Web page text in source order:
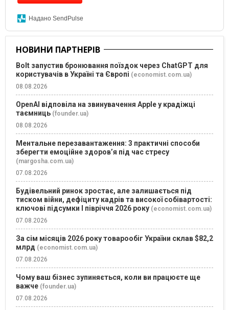
Надано SendPulse
НОВИНИ ПАРТНЕРІВ
Bolt запустив бронювання поїздок через ChatGPT для
користувачів в Україні та Європі (economist.com.ua)
08.08.2026
OpenAI відповіла на звинувачення Apple у крадіжці
таємниць (founder.ua)
08.08.2026
Ментальне перезавантаження: 3 практичні способи
зберегти емоційне здоров’я під час стресу
(margosha.com.ua)
07.08.2026
Будівельний ринок зростає, але залишається під
тиском війни, дефіциту кадрів та високої собівартості:
ключові підсумки І півріччя 2026 року (economist.com.ua)
07.08.2026
За сім місяців 2026 року товарообіг України склав $82,2
млрд (economist.com.ua)
07.08.2026
Чому ваш бізнес зупиняється, коли ви працюєте ще
важче (founder.ua)
07.08.2026